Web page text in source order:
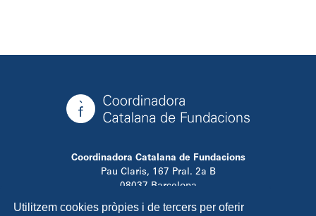
Utilitzem cookies pròpies i de tercers per oferir
Coordinadora Catalana de Fundacions
Pau Claris, 167 Pral. 2a B
08037 Barcelona